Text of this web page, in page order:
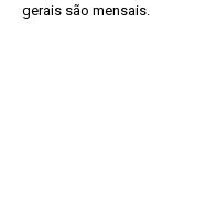
gerais são mensais.